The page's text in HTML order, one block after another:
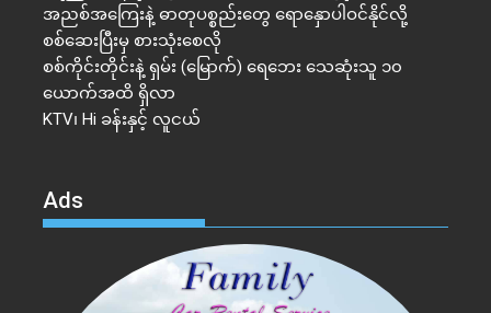
အညစ်အကြေးနဲ့ ဓာတုပစ္စည်းတွေ ရောနှောပါဝင်နိုင်လို့
စစ်ဆေးပြီးမှ စားသုံးစေလို
စစ်ကိုင်းတိုင်းနဲ့ ရှမ်း (မြောက်) ရေဘေး သေဆုံးသူ ၁၀
ယောက်အထိ ရှိလာ
KTV၊ Hi ခန်းနှင့် လူငယ်
Ads